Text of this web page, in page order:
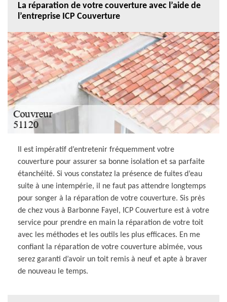
La réparation de votre couverture avec l’aide de
l’entreprise ICP Couverture
Il est impératif d’entretenir fréquemment votre
couverture pour assurer sa bonne isolation et sa parfaite
étanchéité. Si vous constatez la présence de fuites d’eau
suite à une intempérie, il ne faut pas attendre longtemps
pour songer à la réparation de votre couverture. Sis près
de chez vous à Barbonne Fayel, ICP Couverture est à votre
service pour prendre en main la réparation de votre toit
avec les méthodes et les outils les plus efficaces. En me
confiant la réparation de votre couverture abimée, vous
serez garanti d’avoir un toit remis à neuf et apte à braver
de nouveau le temps.